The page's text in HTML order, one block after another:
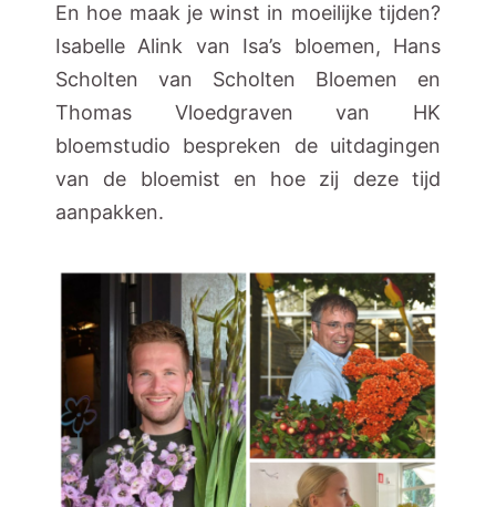
En hoe maak je winst in moeilijke tijden?
Isabelle Alink van Isa’s bloemen, Hans
Scholten van Scholten Bloemen en
Thomas Vloedgraven van HK
bloemstudio bespreken de uitdagingen
van de bloemist en hoe zij deze tijd
aanpakken.